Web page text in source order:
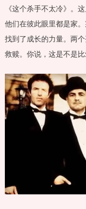
《这个杀手不太冷》。
他们在彼此眼里都是家
找到了成长的力量。两
救赎。你说，这是不是